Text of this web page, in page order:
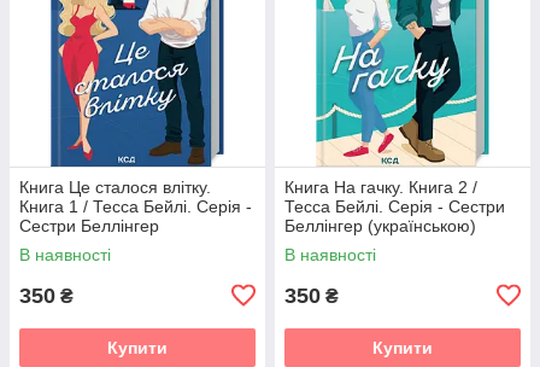
Книга Це сталося влітку.
Книга 1 / Тесса Бейлі. Серія -
Сестри Беллінгер
(українською)
В наявності
350 ₴
Купити
Книга На гачку. Книга 2 /
Тесса Бейлі. Серія - Сестри
Беллінгер (українською)
В наявності
350 ₴
Купити